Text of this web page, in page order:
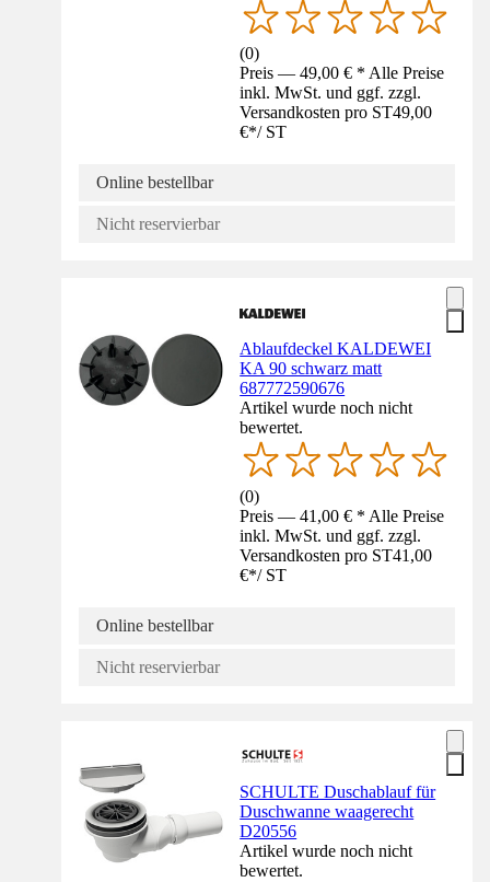
(0)
Preis — 49,00 € * Alle Preise
inkl. MwSt. und ggf. zzgl.
Versandkosten pro ST49,00
€*/ ST
Online bestellbar
Nicht reservierbar
Ablaufdeckel KALDEWEI
KA 90 schwarz matt
687772590676
Artikel wurde noch nicht
bewertet.
(0)
Preis — 41,00 € * Alle Preise
inkl. MwSt. und ggf. zzgl.
Versandkosten pro ST41,00
€*/ ST
Online bestellbar
Nicht reservierbar
SCHULTE Duschablauf für
Duschwanne waagerecht
D20556
Artikel wurde noch nicht
bewertet.